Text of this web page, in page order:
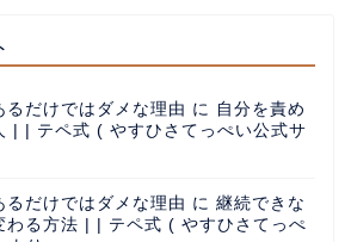
るだけではダメな理由 に 自分を責め
| | テペ式 ( やすひさてっぺい公式サ
るだけではダメな理由 に 継続できな
わる方法 | | テペ式 ( やすひさてっぺ